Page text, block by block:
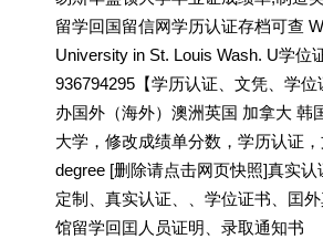
留学回国留信网学历认证存档可查
University in St. Louis Wash. U学位
936794295【学历认证、文凭、学
办国外（海外）澳洲英国 加拿大 韩
大学，修改成绩单分数，学历认证，
degree [删除请点击网页快照]真实
定制、真实认证、、学位证书、囯
馆留学回囯人员证明、录取通知书